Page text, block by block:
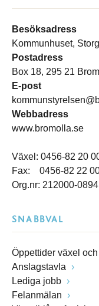
Besöksadress
Kommunhuset,
Postadress
Box 18, 295 21
E-post
Webbadress
www.bromolla.se
Växel: 0456-82 20
Fax: 0456-82 22
Org.nr: 212000-0894
SNABBVAL
Öppettider växel
Anslagstavla
Lediga jobb
Felanmälan